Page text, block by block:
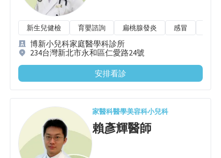
新生兒健檢 育嬰諮詢 扁桃腺發炎 感冒
博新小兒科家庭醫學科診所
234台灣新北市永和區仁愛路24號
安排看診
家醫科醫學美容科小兒科
賴彥輝醫師